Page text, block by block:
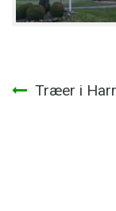
Træer i